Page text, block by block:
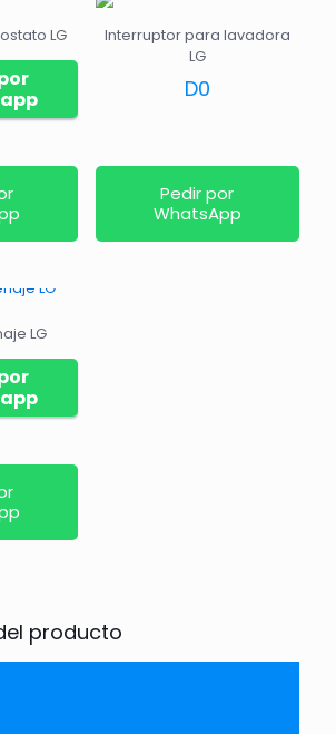
LG
Interruptor para lavadora
LG
D0
Pedir por
WhatsApp
LG
producto